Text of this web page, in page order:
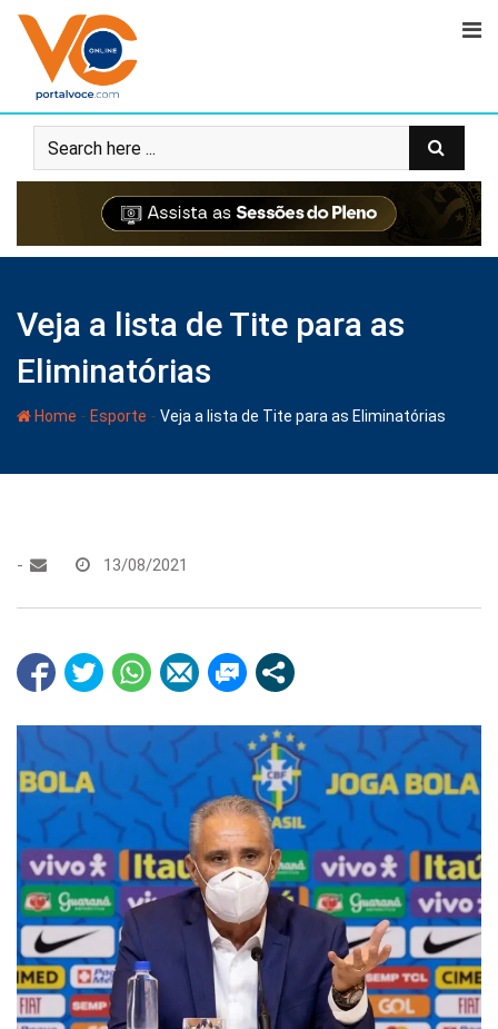
Veja a lista de Tite para as
Eliminatórias
Home - Esporte - Veja a lista de Tite para as Eliminatórias
- 13/08/2021